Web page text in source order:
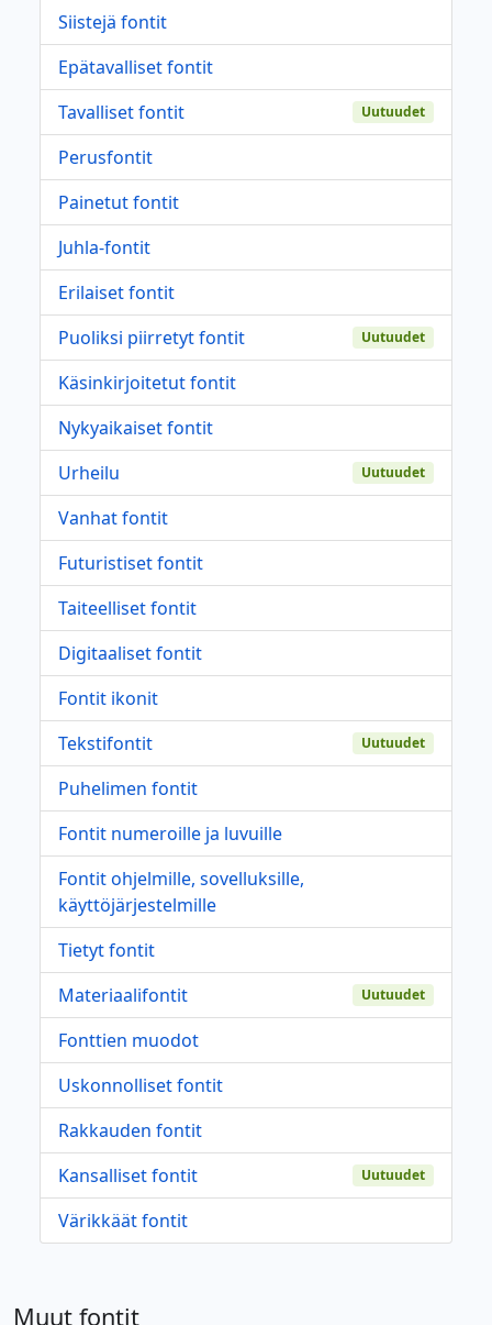
Siistejä fontit
Epätavalliset fontit
Tavalliset fontit
Uutuudet
Perusfontit
Painetut fontit
Juhla-fontit
Erilaiset fontit
Puoliksi piirretyt fontit
Uutuudet
Käsinkirjoitetut fontit
Nykyaikaiset fontit
Urheilu
Uutuudet
Vanhat fontit
Futuristiset fontit
Taiteelliset fontit
Digitaaliset fontit
Fontit ikonit
Tekstifontit
Uutuudet
Puhelimen fontit
Fontit numeroille ja luvuille
Fontit ohjelmille, sovelluksille,
käyttöjärjestelmille
Tietyt fontit
Materiaalifontit
Uutuudet
Fonttien muodot
Uskonnolliset fontit
Rakkauden fontit
Kansalliset fontit
Uutuudet
Värikkäät fontit
Muut fontit